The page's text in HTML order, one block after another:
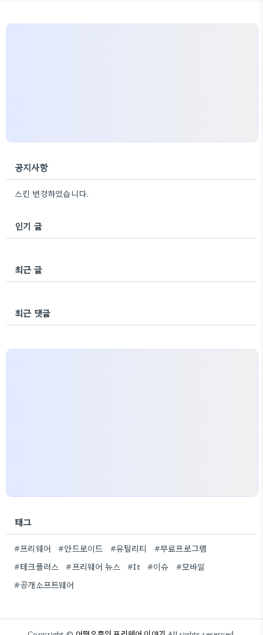
공지사항
스킨 변경하였습니다.
인기 글
최근 글
최근 댓글
태그
#프리웨어 #안드로이드 #유틸리티
#무료프로그램
#테크플러스
#프리웨어 뉴스 #It #이슈
#모바일
#공개소프트웨어